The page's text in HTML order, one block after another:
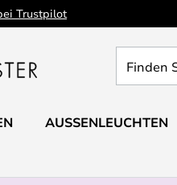
Trustpilot
Sie
Leuchte...
AUSSENLEUCHTEN